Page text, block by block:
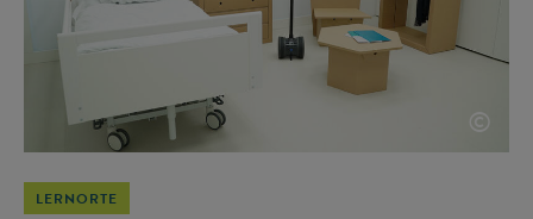
©
LERNORTE